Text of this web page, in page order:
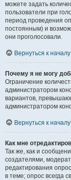
можете задать
пользователи при
период проведения
постоянным) и
они проголосовали.
Вернуться к началу
Почему я не могу
Ограничение
администратором
вариантов,
администратором
Вернуться к началу
Как мне
Так же, как и
создателями,
редактирования
в теме; опрос всегда